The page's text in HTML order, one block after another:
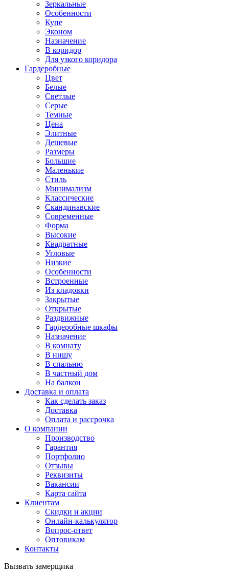
Зеркальные
Особенности
Купе
Эконом
Назначение
В коридор
Для узкого коридора
Гардеробные
Цвет
Белые
Светлые
Серые
Темные
Цена
Элитные
Дешевые
Размеры
Большие
Маленькие
Стиль
Минимализм
Классические
Скандинавские
Современные
Форма
Высокие
Квадратные
Угловые
Низкие
Особенности
Встроенные
Из кладовки
Закрытые
Открытые
Раздвижные
Гардеробные шкафы
Назначение
В комнату
В нишу
В спальню
В частный дом
На балкон
Доставка и оплата
Как сделать заказ
Доставка
Оплата и рассрочка
О компании
Производство
Гарантия
Портфолио
Отзывы
Реквизиты
Вакансии
Карта сайта
Клиентам
Скидки и акции
Онлайн-калькулятор
Вопрос-ответ
Оптовикам
Контакты
Вызвать замерщика